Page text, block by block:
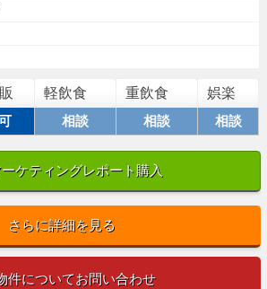
軽飲食 重飲食 娯楽
相談 相談 相談
ケティングレポート購入
さらに詳細を見る
件についてお問い合わせ